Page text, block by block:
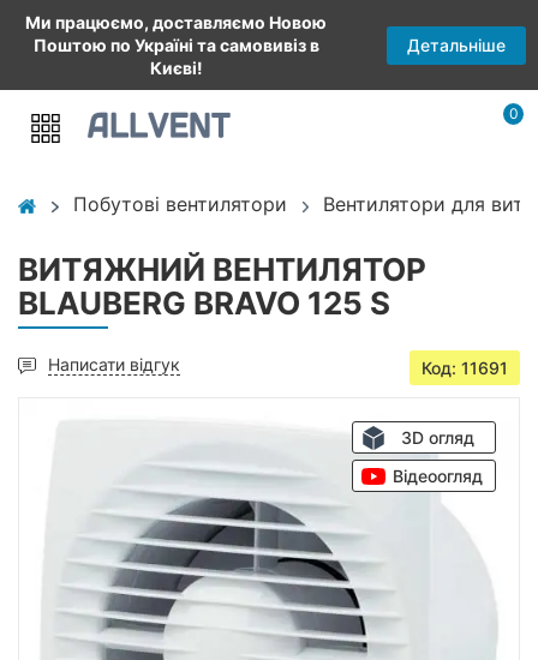
Ми працюємо, доставляємо Новою
Поштою по Україні та самовивіз в
Києві!
Детальніше
0
Побутові вентилятори Вентилятори для
ВИТЯЖНИЙ ВЕНТИЛЯТОР
BLAUBERG BRAVO 125 S
Написати відгук Код: 11691
3D огляд
Відеоогляд